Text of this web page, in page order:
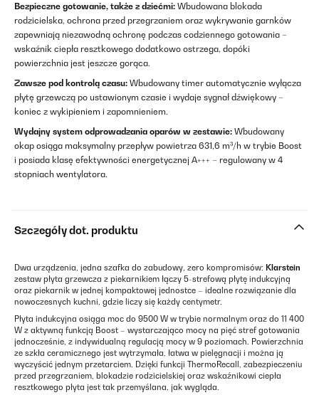
Bezpieczne gotowanie, także z dziećmi: Wbudowana blokada
rodzicielska, ochrona przed przegrzaniem oraz wykrywanie garnków
zapewniają niezawodną ochronę podczas codziennego gotowania –
wskaźnik ciepła resztkowego dodatkowo ostrzega, dopóki
powierzchnia jest jeszcze gorąca.
Zawsze pod kontrolą czasu: Wbudowany timer automatycznie wyłącza
płytę grzewczą po ustawionym czasie i wydaje sygnał dźwiękowy –
koniec z wykipieniem i zapomnieniem.
Wydajny system odprowadzania oparów w zestawie: Wbudowany
okap osiąga maksymalny przepływ powietrza 631,6 m³/h w trybie Boost
i posiada klasę efektywności energetycznej A+++ – regulowany w 4
stopniach wentylatora.
Szczegóły dot. produktu
Dwa urządzenia, jedna szafka do zabudowy, zero kompromisów: Klarstein
zestaw płyta grzewcza z piekarnikiem łączy 5-strefową płytę indukcyjną
oraz piekarnik w jednej kompaktowej jednostce – idealne rozwiązanie dla
nowoczesnych kuchni, gdzie liczy się każdy centymetr.
Płyta indukcyjna osiąga moc do 9500 W w trybie normalnym oraz do 11 400
W z aktywną funkcją Boost – wystarczająco mocy na pięć stref gotowania
jednocześnie, z indywidualną regulacją mocy w 9 poziomach. Powierzchnia
ze szkła ceramicznego jest wytrzymała, łatwa w pielęgnacji i można ją
wyczyścić jednym przetarciem. Dzięki funkcji ThermoRecall, zabezpieczeniu
przed przegrzaniem, blokadzie rodzicielskiej oraz wskaźnikowi ciepła
resztkowego płyta jest tak przemyślana, jak wygląda.